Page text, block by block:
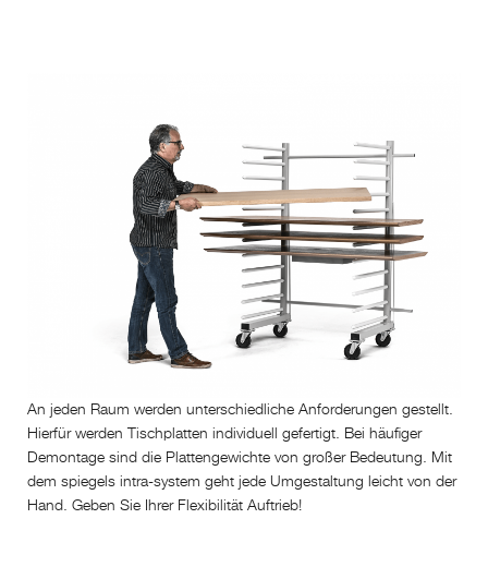
An jeden Raum werden unterschiedliche Anforderungen gestellt.
Hierfür werden Tischplatten individuell gefertigt. Bei häufiger
Demontage sind die Plattengewichte von großer Bedeutung. Mit
dem spiegels intra-system geht jede Umgestaltung leicht von der
Hand. Geben Sie Ihrer Flexibilität Auftrieb!